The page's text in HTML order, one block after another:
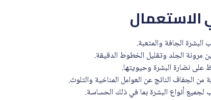
الاستعمال
الجافة والمتعبة.
مرونة الجلد وتقليل الخطوط الدقيقة.
على نضارة البشرة وحيويتها.
من الجفاف الناتج عن العوامل المناخية والتلوث.
لجميع أنواع البشرة بما في ذلك الحساسة.